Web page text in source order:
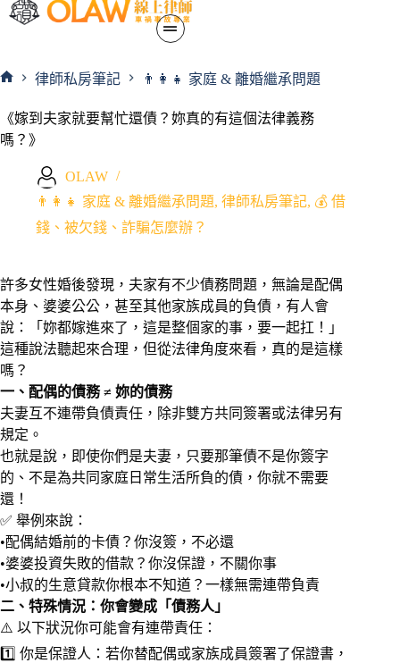
律師私房筆記 👨‍👩‍👧 家庭 & 離婚繼承問題
《嫁到夫家就要幫忙還債？妳真的有這個法律義務
嗎？》
OLAW
👨‍👩‍👧 家庭 & 離婚繼承問題, 律師私房筆記, 💰 借
錢、被欠錢、詐騙怎麼辦？
許多女性婚後發現，夫家有不少債務問題，無論是配偶
本身、婆婆公公，甚至其他家族成員的負債，有人會
說：「妳都嫁進來了，這是整個家的事，要一起扛！」
這種說法聽起來合理，但從法律角度來看，真的是這樣
嗎？
一、配偶的債務 ≠ 妳的債務
夫妻互不連帶負債責任，除非雙方共同簽署或法律另有
規定。
也就是說，即使你們是夫妻，只要那筆債不是你簽字
的、不是為共同家庭日常生活所負的債，你就不需要
還！
✅ 舉例來說：
•配偶結婚前的卡債？你沒簽，不必還
•婆婆投資失敗的借款？你沒保證，不關你事
•小叔的生意貸款你根本不知道？一樣無需連帶負責
二、特殊情況：你會變成「債務人」
⚠️ 以下狀況你可能會有連帶責任：
1️⃣ 你是保證人：若你替配偶或家族成員簽署了保證書，